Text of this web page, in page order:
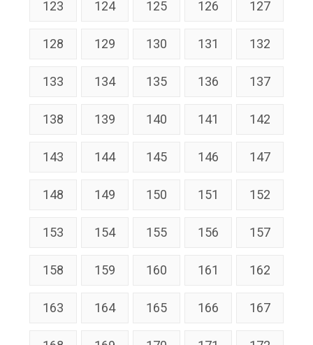
123 124 125 126 127
128 129 130 131 132
133 134 135 136 137
138 139 140 141 142
143 144 145 146 147
148 149 150 151 152
153 154 155 156 157
158 159 160 161 162
163 164 165 166 167